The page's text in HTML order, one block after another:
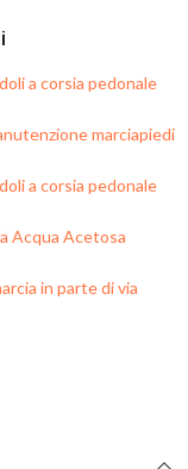
a corsia pedonale
marciapiedi
a corsia pedonale
Acqua Acetosa
in parte di via